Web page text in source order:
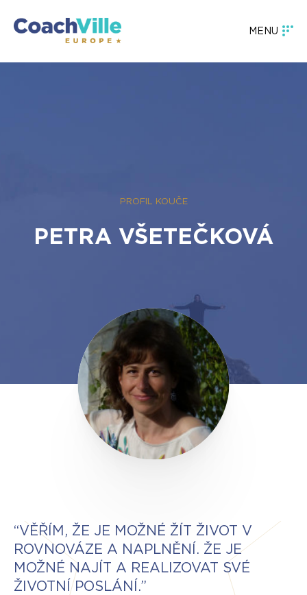
MENU
PROFIL KOUČE
PETRA VŠETEČKOVÁ
“VĚŘÍM, ŽE JE MOŽNÉ ŽÍT ŽIVOT V
ROVNOVÁZE A NAPLNĚNÍ. ŽE JE
MOŽNÉ NAJÍT A REALIZOVAT SVÉ
ŽIVOTNÍ POSLÁNÍ.”